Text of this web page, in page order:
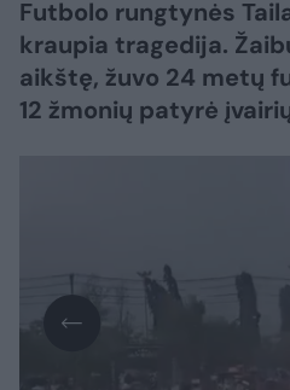
Futbolo rungtynės
kraupia tragedija.
aikštę, žuvo 24 metų
12 žmonių patyrė